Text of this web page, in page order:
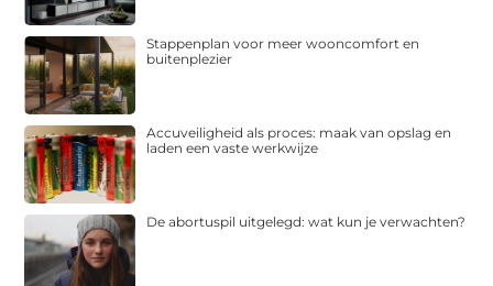
Stappenplan voor meer wooncomfort en
buitenplezier
Accuveiligheid als proces: maak van opslag en
laden een vaste werkwijze
De abortuspil uitgelegd: wat kun je verwachten?